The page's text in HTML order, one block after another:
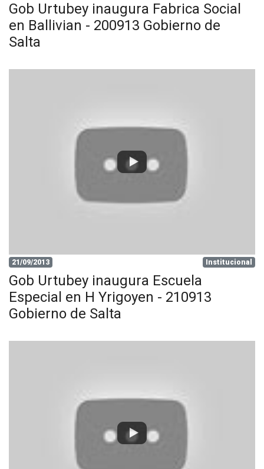
Gob Urtubey inaugura Fabrica Social
en Ballivian - 200913 Gobierno de
Salta
21/09/2013 Institucional
Gob Urtubey inaugura Escuela
Especial en H Yrigoyen - 210913
Gobierno de Salta